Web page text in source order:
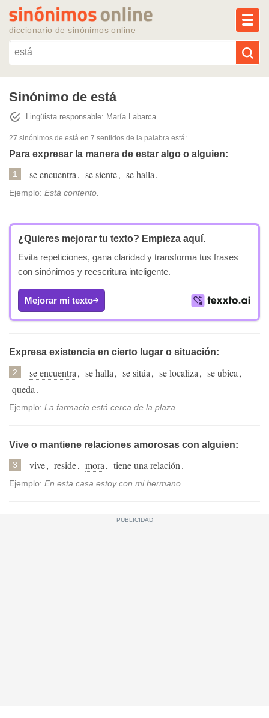
diccionario de sinónimos online
Reescribir texto con IA
Sinónimos populares
Temas populares
Sinónimo de está
Lingüista responsable: María Labarca
27 sinónimos de está en 7 sentidos de la palabra está:
Para expresar la manera de estar algo o alguien:
1 se encuentra, se siente, se halla.
Ejemplo: Está contento.
¿Quieres mejorar tu texto? Empieza aquí.
Evita repeticiones, gana claridad y transforma tus frases
con sinónimos y reescritura inteligente.
Mejorar mi texto
Expresa existencia en cierto lugar o situación:
2 se encuentra, se halla, se sitúa, se localiza, se ubica,
queda.
Ejemplo: La farmacia está cerca de la plaza.
Vive o mantiene relaciones amorosas con alguien:
3 vive, reside, mora, tiene una relación.
Ejemplo: En esta casa estoy con mi hermano.